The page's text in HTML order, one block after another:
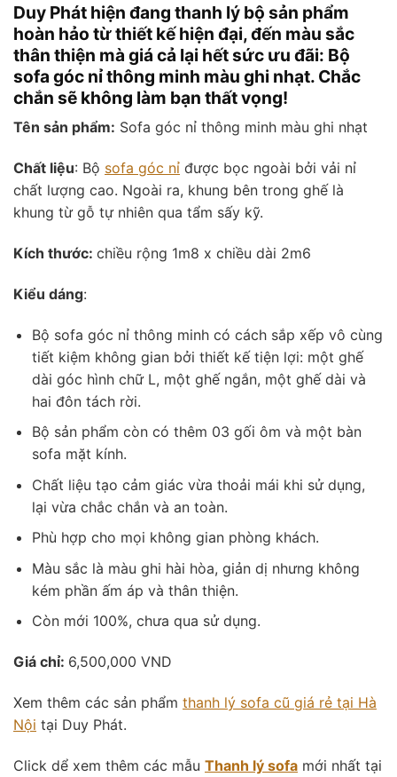
Duy Phát hiện đang thanh lý bộ sản phẩm
hoàn hảo từ thiết kế hiện đại, đến màu sắc
thân thiện mà giá cả lại hết sức ưu đãi: Bộ
sofa góc nỉ thông minh màu ghi nhạt. Chắc
chắn sẽ không làm bạn thất vọng!
Tên sản phẩm: Sofa góc nỉ thông minh màu ghi nhạt
Chất liệu: Bộ sofa góc nỉ được bọc ngoài bởi vải nỉ
chất lượng cao. Ngoài ra, khung bên trong ghế là
khung từ gỗ tự nhiên qua tẩm sấy kỹ.
Kích thước: chiều rộng 1m8 x chiều dài 2m6
Kiểu dáng:
Bộ sofa góc nỉ thông minh có cách sắp xếp vô cùng
tiết kiệm không gian bởi thiết kế tiện lợi: một ghế
dài góc hình chữ L, một ghế ngắn, một ghế dài và
hai đôn tách rời.
Bộ sản phẩm còn có thêm 03 gối ôm và một bàn
sofa mặt kính.
Chất liệu tạo cảm giác vừa thoải mái khi sử dụng,
lại vừa chắc chắn và an toàn.
Phù hợp cho mọi không gian phòng khách.
Màu sắc là màu ghi hài hòa, giản dị nhưng không
kém phần ấm áp và thân thiện.
Còn mới 100%, chưa qua sử dụng.
Giá chỉ: 6,500,000 VND
Xem thêm các sản phẩm thanh lý sofa cũ giá rẻ tại Hà
Nội tại Duy Phát.
Click dể xem thêm các mẫu Thanh lý sofa mới nhất tại